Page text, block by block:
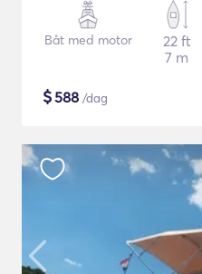
Båt med motor
22 ft
7 m
$588 /dag